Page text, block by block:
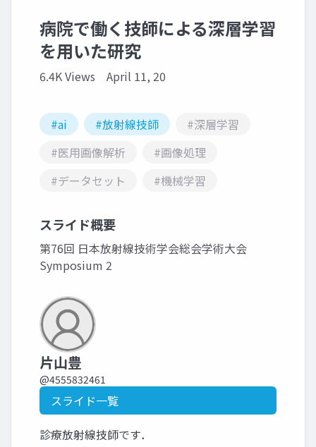
病院で働く技師による深層学習
を用いた研究
6.4K Views April 11, 20
#ai #放射線技師
#深層学習
#医用画像解析
#画像処理
#データセット
#機械学習
スライド概要
第76回 日本放射線技術学会総会学術大会
Symposium 2
片山豊
@4555832461
スライド一覧
診療放射線技師です．